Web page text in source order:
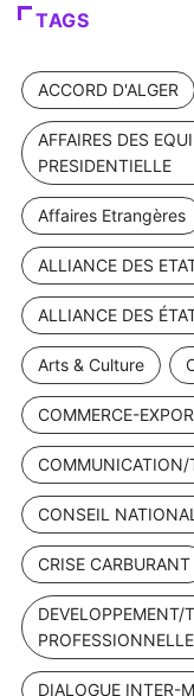
TAGS
ACCORD D'ALGER
AFFAIRES DES
PRESIDENTIELLE
Affaires Etrangères
ALLIANCE DES
ALLIANCE DES
Arts & Culture
COMMERCE-
COMMUNICATION/
CONSEIL
CRISE CARBURANT
DEVELOPPEMENT/
PROFESSIONNELLE
DIALOGUE INTER-